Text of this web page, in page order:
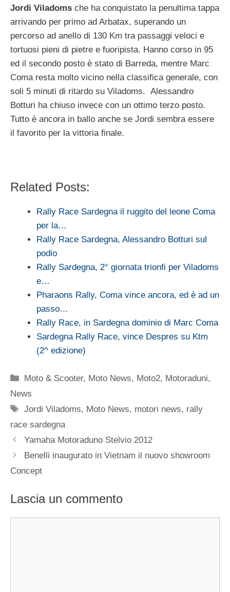
Jordi Viladoms che ha conquistato la penultima tappa
arrivando per primo ad Arbatax, superando un
percorso ad anello di 130 Km tra passaggi veloci e
tortuosi pieni di pietre e fuoripista. Hanno corso in 95
ed il secondo posto è stato di Barreda, mentre Marc
Coma resta molto vicino nella classifica generale, con
soli 5 minuti di ritardo su Viladoms. Alessandro
Botturi ha chiuso invece con un ottimo terzo posto.
Tutto è ancora in ballo anche se Jordi sembra essere
il favorito per la vittoria finale.
Related Posts:
Rally Race Sardegna il ruggito del leone Coma
per la…
Rally Race Sardegna, Alessandro Botturi sul
podio
Rally Sardegna, 2° giornata trionfi per Viladoms
e…
Pharaons Rally, Coma vince ancora, ed è ad un
passo…
Rally Race, in Sardegna dominio di Marc Coma
Sardegna Rally Race, vince Despres su Ktm
(2^ edizione)
Categorie
Moto & Scooter, Moto News, Moto2, Motoraduni,
News
Tag
Jordi Viladoms, Moto News, motori news, rally
race sardegna
Yamaha Motoraduno Stelvio 2012
Benelli inaugurato in Vietnam il nuovo showroom
Concept
Lascia un commento